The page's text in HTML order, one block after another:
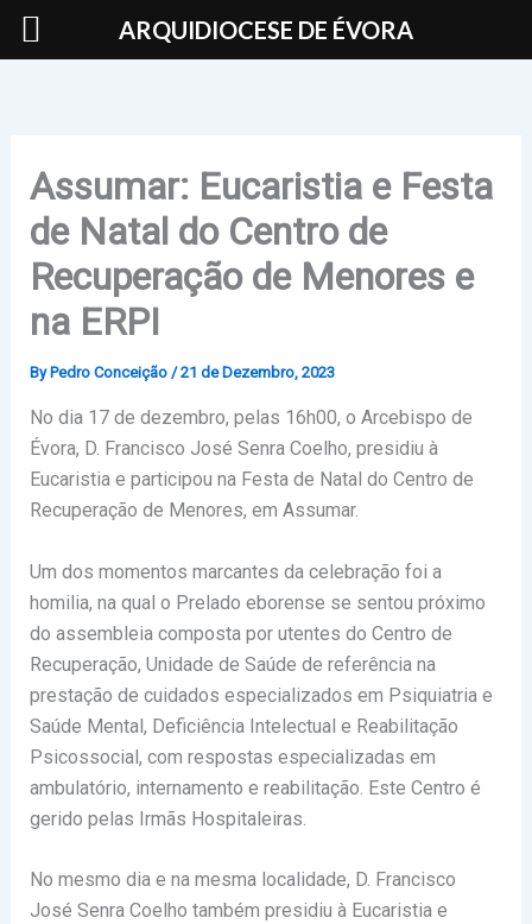
Skip
Assumar: Eucaristia e Festa
de Natal do Centro de
Recuperação de Menores e
na ERPI
By Pedro Conceição /21 de Dezembro, 2023
No dia 17 de dezembro, pelas 16h00, o Arcebispo de
Évora, D. Francisco José Senra Coelho, presidiu à
Eucaristia e participou na Festa de Natal do Centro de
Recuperação de Menores, em Assumar.
Um dos momentos marcantes da celebração foi a
homilia, na qual o Prelado eborense se sentou próximo
do assembleia composta por utentes do Centro de
Recuperação, Unidade de Saúde de referência na
prestação de cuidados especializados em Psiquiatria e
Saúde Mental, Deficiência Intelectual e Reabilitação
Psicossocial, com respostas especializadas em
ambulatório, internamento e reabilitação. Este Centro é
gerido pelas Irmãs Hospitaleiras.
No mesmo dia e na mesma localidade, D. Francisco
José Senra Coelho também presidiu à Eucaristia e
ARQUIDIOCESE DE ÉVORA